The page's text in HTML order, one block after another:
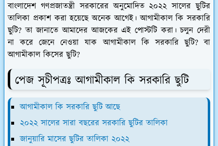
বাংলাদেশ গণপ্রজাতন্ত্রী সরকারের অনুমোদিত ২০২২ সালের ছুটির
তালিকা প্রকাশ করা হয়েছে অনেক আগেই। আগামীকাল কি সরকারি
ছুটি? তা জানাতে আমাদের আজকের এই পোস্টটি করা। চলুন দেরী
না করে জেনে নেওয়া যাক আগামীকাল কি সরকারি ছুটি? বা
আগামীকাল কিসের ছুটি?
পেজ সূচীপত্রঃ আগামীকাল কি সরকারি ছুটি
আগামীকাল কি সরকারি ছুটি আছে
২০২২ সালের সারা বছরের সরকারি ছুটির তালিকা
জানুয়ারি মাসের ছুটির তালিকা ২০২২